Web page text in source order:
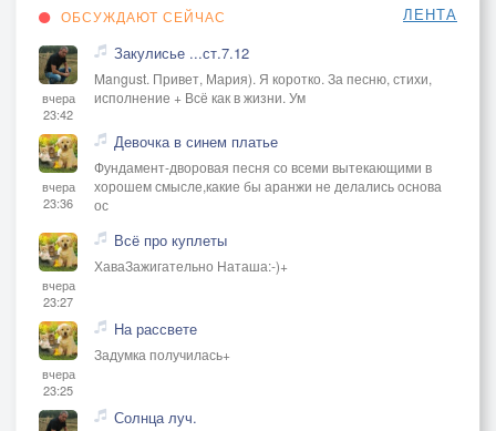
ОБСУЖДАЮТ СЕЙЧАС ЛЕНТА
вчера
23:42
Закулисье ...ст.7.12
Mangust. Привет, Мария). Я коротко. За песню, стихи,
исполнение + Всё как в жизни. Ум
вчера
23:36
Девочка в синем платье
Фундамент-дворовая песня со всеми вытекающими в
хорошем смысле,какие бы аранжи не делались основа
ос
вчера
23:27
Всё про куплеты
ХаваЗажигательно Наташа:-)+
вчера
23:25
На рассвете
Задумка получилась+
Солнца луч.